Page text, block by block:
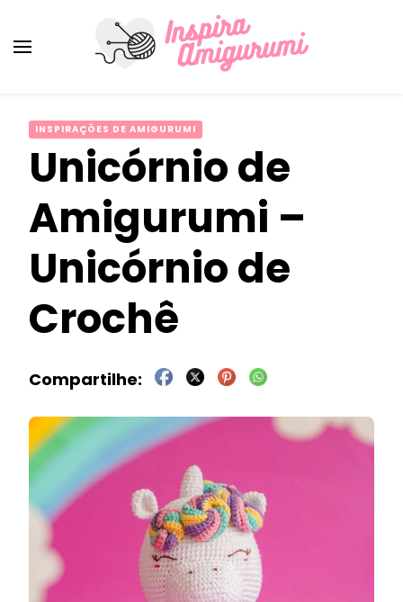
INSPIRAÇÕES DE AMIGURUMI
Unicórnio de
Amigurumi –
Unicórnio de
Crochê